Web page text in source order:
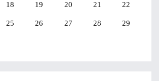
18 19 20 21 22
25 26 27 28 29